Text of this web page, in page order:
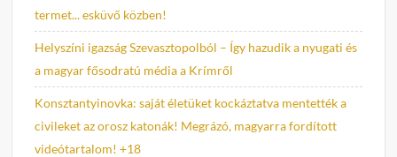
termet... esküvő közben!
Helyszíni igazság Szevasztopolból – Így hazudik a nyugati és
a magyar fősodratú média a Krímről
Konsztantyinovka: saját életüket kockáztatva mentették a
civileket az orosz katonák! Megrázó, magyarra fordított
videótartalom! +18